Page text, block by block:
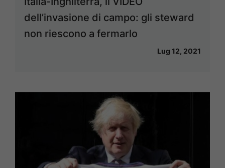
dell’invasione di campo: gli steward
non riescono a fermarlo
Lug 12, 2021